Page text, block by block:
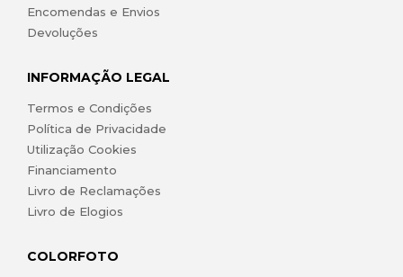
Encomendas e Envios
Devoluções
INFORMAÇÃO LEGAL
Termos e Condições
Política de Privacidade
Utilização Cookies
Financiamento
Livro de Reclamações
Livro de Elogios
COLORFOTO